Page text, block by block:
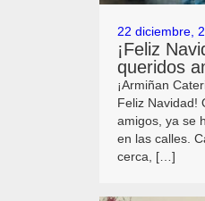
22 diciembre,
¡Feliz
queridos
¡Armiñan
Feliz Navidad!
amigos, ya se
en las calles.
cerca, […]